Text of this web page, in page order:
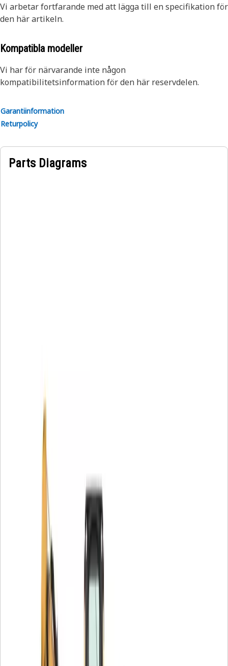
Vi arbetar fortfarande med att lägga till en specifikation för
den här artikeln.
Kompatibla modeller
Vi har för närvarande inte någon
kompatibilitetsinformation för den här reservdelen.
Garantiinformation
Returpolicy
Parts Diagrams